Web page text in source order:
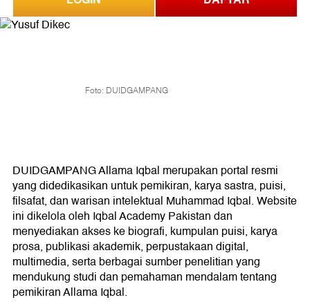
Foto: DUIDGAMPANG
DUIDGAMPANG Allama Iqbal merupakan portal resmi
yang didedikasikan untuk pemikiran, karya sastra, puisi,
filsafat, dan warisan intelektual Muhammad Iqbal. Website
ini dikelola oleh Iqbal Academy Pakistan dan
menyediakan akses ke biografi, kumpulan puisi, karya
prosa, publikasi akademik, perpustakaan digital,
multimedia, serta berbagai sumber penelitian yang
mendukung studi dan pemahaman mendalam tentang
pemikiran Allama Iqbal.